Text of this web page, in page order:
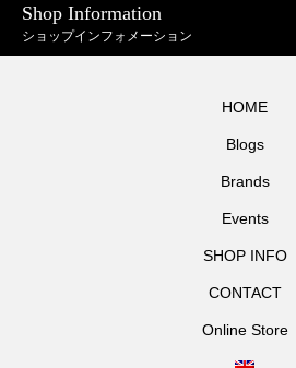
Shop Information
ショップインフォメーション
HOME
Blogs
Brands
Events
SHOP INFO
CONTACT
Online Store